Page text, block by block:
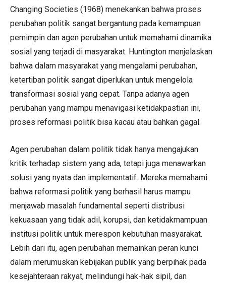
Changing Societies (1968) menekankan bahwa proses
perubahan politik sangat bergantung pada kemampuan
pemimpin dan agen perubahan untuk memahami dinamika
sosial yang terjadi di masyarakat. Huntington menjelaskan
bahwa dalam masyarakat yang mengalami perubahan,
ketertiban politik sangat diperlukan untuk mengelola
transformasi sosial yang cepat. Tanpa adanya agen
perubahan yang mampu menavigasi ketidakpastian ini,
proses reformasi politik bisa kacau atau bahkan gagal.
Agen perubahan dalam politik tidak hanya mengajukan
kritik terhadap sistem yang ada, tetapi juga menawarkan
solusi yang nyata dan implementatif. Mereka memahami
bahwa reformasi politik yang berhasil harus mampu
menjawab masalah fundamental seperti distribusi
kekuasaan yang tidak adil, korupsi, dan ketidakmampuan
institusi politik untuk merespon kebutuhan masyarakat.
Lebih dari itu, agen perubahan memainkan peran kunci
dalam merumuskan kebijakan publik yang berpihak pada
kesejahteraan rakyat, melindungi hak-hak sipil, dan